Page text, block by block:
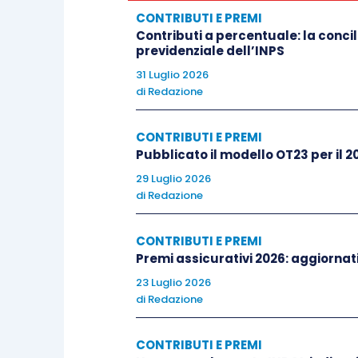
iscritti con decorrenza dal 1°
I contributi devono essere versati
18 maggio 2026, 20 agosto
versamento delle 4 rate dei
entro i termini previsti per il
sulla quota di reddito
2026 e secondo acconto 2026.
I dati e gli importi utili per il
commercianti sono pubblicati nel
Si segnala che alla pagina “I numeri del
CONTRIBUTI E PREMI
Contributi a percentuale: la
previdenziale dell’INPS
31 Luglio 2026
di Redazione
CONTRIBUTI E PREMI
Pubblicato il modello OT23 per il
29 Luglio 2026
di Redazione
CONTRIBUTI E PREMI
Premi assicurativi 2026:
23 Luglio 2026
di Redazione
CONTRIBUTI E PREMI